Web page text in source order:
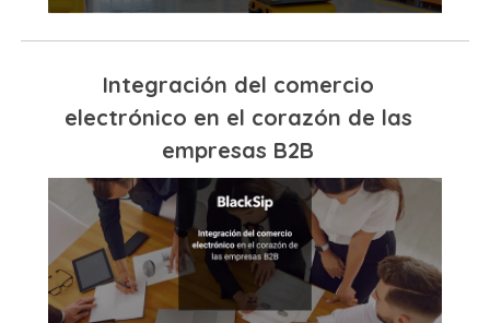
Integración del comercio
electrónico en el corazón de las
empresas B2B